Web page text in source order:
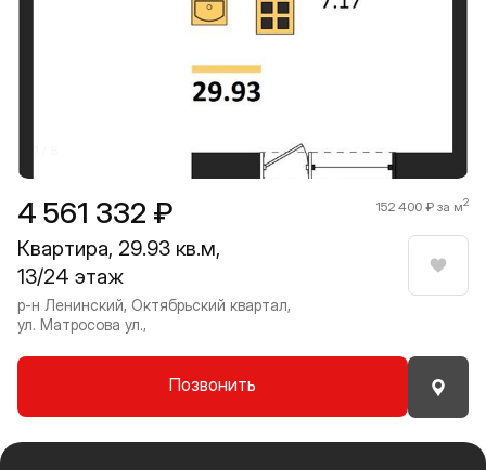
4 561 332 ₽ 152 400 ₽ за м2
Квартира, 29.93 кв.м,
13/24 этаж
р-н Ленинский, Октябрьский квартал,
ул. Матросова ул.,
Позвонить